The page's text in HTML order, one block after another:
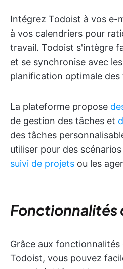
Intégrez Todoist à vos e-
à vos calendriers pour
travail. Todoist s'intègre
et se synchronise avec
planification optimale des
La plateforme propose
de gestion des tâches et
des tâches
utiliser pour des
suivi de projets ou les
Fonctionnalités
Grâce aux
Todoist, vous pouvez